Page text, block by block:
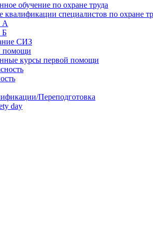
обучение по охране труда
специалистов по охране
А
Б
СИЗ
помощи
курсы первой помощи
Переподготовка
day